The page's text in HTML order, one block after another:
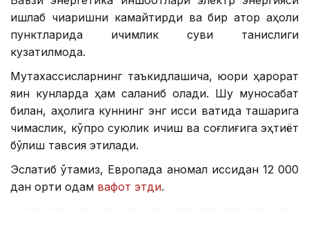
ишлаб чиқаришни камайтирди ва бир қатор аҳоли
пунктларида ичимлик суви танқислиги
кузатилмоқда.
Мутахассисларнинг таъкидлашича, юқори ҳарорат
яқин кунларда ҳам сақланиб қолади. Шу муносабат
билан, аҳолига куннинг энг иссиқ вақтида ташқарига
чиқмаслик, кўпроқ суюқлик ичиш ва соғлиғига эҳтиёт
бўлиш тавсия этилади.
Эслатиб ўтамиз, Европада аномал иссиқдан 12 000
дан ортиқ одам вафот этди.